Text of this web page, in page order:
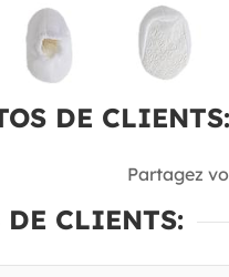
DE CLIENTS:
Partagez
CLIENTS: